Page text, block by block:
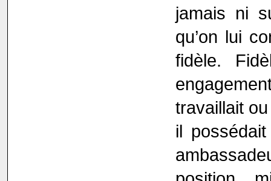
jamais ni
qu’on lui
fidèle.
travaillait
il